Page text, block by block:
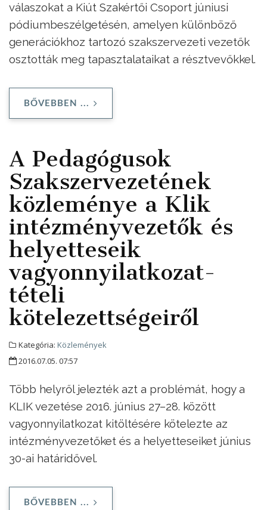
válaszokat a Kiút Szakértői Csoport júniusi
pódiumbeszélgetésén, amelyen különböző
generációkhoz tartozó szakszervezeti vezetők
osztották meg tapasztalataikat a résztvevőkkel.
BŐVEBBEN ...
A Pedagógusok
Szakszervezetének
közleménye a Klik
intézményvezetők és
helyetteseik
vagyonnyilatkozat-
tételi
kötelezettségeiről
Kategória: Közlemények
2016.07.05. 07:57
Több helyről jelezték azt a problémát, hogy a
KLIK vezetése 2016. június 27–28. között
vagyonnyilatkozat kitöltésére kötelezte az
intézményvezetőket és a helyetteseiket június
30-ai határidővel.
BŐVEBBEN ...